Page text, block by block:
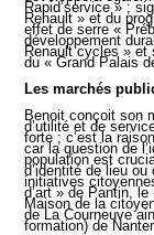
Rapid’service » ;
Renault » et du
effet de serre «
développement
Renault cycles » et
du « Grand Palais
Les marchés
Benoit conçoit son
d’utilité et de
forte ; c’est la
car la question de
population est
d’identité de lieu
initiatives
d’art » de Pantin,
Maison de la
de La Courneuve
formation) de